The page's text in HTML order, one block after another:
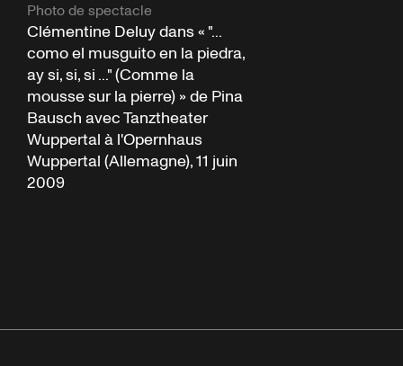
Photo de spectacle
Clémentine Deluy dans « "...
como el musguito en la piedra,
ay si, si, si ..." (Comme la
mousse sur la pierre) » de Pina
Bausch avec Tanztheater
Wuppertal à l'Opernhaus
Wuppertal (Allemagne), 11 juin
2009